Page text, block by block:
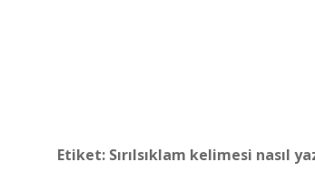
Etiket: Sırılsıklam kelimesi nasıl